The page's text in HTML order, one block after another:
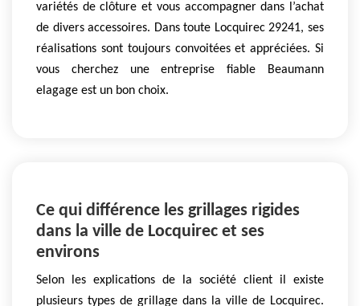
variétés de clôture et vous accompagner dans l’achat
de divers accessoires. Dans toute Locquirec 29241, ses
réalisations sont toujours convoitées et appréciées. Si
vous cherchez une entreprise fiable Beaumann
elagage est un bon choix.
Ce qui différence les grillages rigides
dans la ville de Locquirec et ses
environs
Selon les explications de la société client il existe
plusieurs types de grillage dans la ville de Locquirec.